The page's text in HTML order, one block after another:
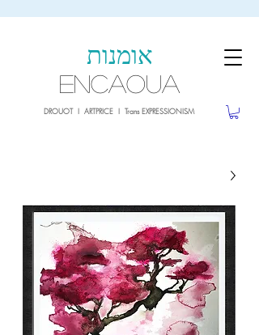
אומנות
ENCAOUA
DROUOT I ARTPRICE I Trans EXPRESSIONISM